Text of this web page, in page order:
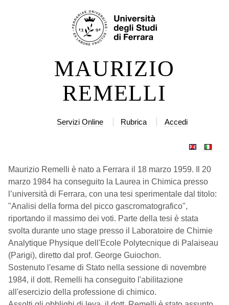
MAURIZIO
REMELLI
Servizi Online Rubrica Accedi
Maurizio Remelli è nato a Ferrara il 18 marzo 1959. Il 20
marzo 1984 ha conseguito la Laurea in Chimica presso
l’università di Ferrara, con una tesi sperimentale dal titolo:
"Analisi della forma del picco gascromatografico",
riportando il massimo dei voti. Parte della tesi è stata
svolta durante uno stage presso il Laboratoire de Chimie
Analytique Physique dell'Ecole Polytecnique di Palaiseau
(Parigi), diretto dal prof. George Guiochon.
Sostenuto l'esame di Stato nella sessione di novembre
1984, il dott. Remelli ha conseguito l'abilitazione
all'esercizio della professione di chimico.